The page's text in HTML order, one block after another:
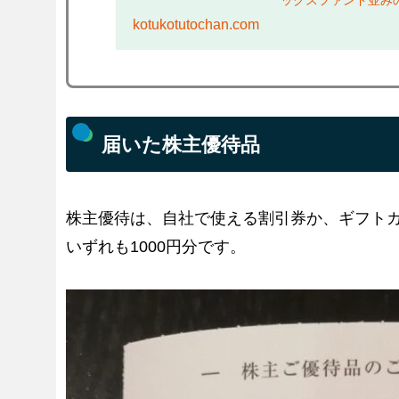
kotukotutochan.com
届いた株主優待品
株主優待は、自社で使える割引券か、ギフト
いずれも1000円分です。